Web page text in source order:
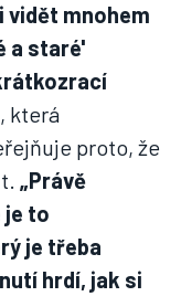
vidět mnohem
a staré'
která
proto, že
„Právě
je to
je třeba
hrdí, jak si